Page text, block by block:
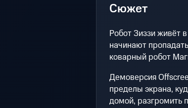
Сюжет
Робот Зиззи живёт
начинают
коварный робот
Демоверсия
пределы экрана,
домой, разгромить